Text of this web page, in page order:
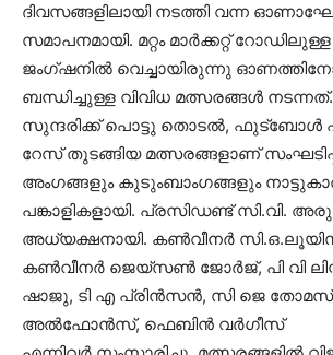
ദിവസങ്ങളിലായി നടത്തി വന്ന
സമാപനമായി. മറ്റം മാര്‍ക്കറ്റ്
ജംഗ്ഷനില്‍ വെച്ചായിരുന്നു
ബന്ധിച്ചുള്ള വിവിധ മത്സരങ്ങള്‍ നടന്നത്.
സുന്ദരിക്ക് പൊട്ടു തൊടല്‍, ഫുട്‌ബോള്‍
റേസ് തുടങ്ങിയ മത്സരങ്ങളാണ്
അംഗങ്ങളും കുടുംബാംഗങ്ങളും
പങ്കാളികളായി. പ്രസിഡണ്ട് സി.വി.
അധ്യക്ഷനായി. കണ്‍വീനര്‍
കണ്‍വീനര്‍ ജെയ്‌സണ്‍ ജോര്‍ജ്, പി വി
ഷാജു, ടി എ പ്രിന്‍സന്‍, സി ജെ
അല്‍ഫോന്‍സ്, ഫെബിന്‍ വര്‍ഗീസ്